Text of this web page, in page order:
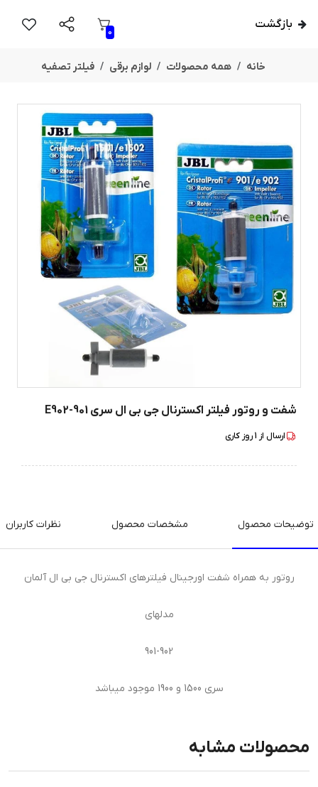
بازگشت
0
خانه همه محصولات لوازم برقی فیلتر تصفیه
شفت و روتور فیلتر اکسترنال جی بی ال سری 901-E902
ارسال از 1روز کاری
توضیحات محصول مشخصات محصول نظرات کاربران
روتور به همراه شفت اورجینال فیلترهای اکسترنال جی بی ال آلمان
مدلهای
901-902
سری 1500 و 1900 موجود میباشد
محصولات مشابه